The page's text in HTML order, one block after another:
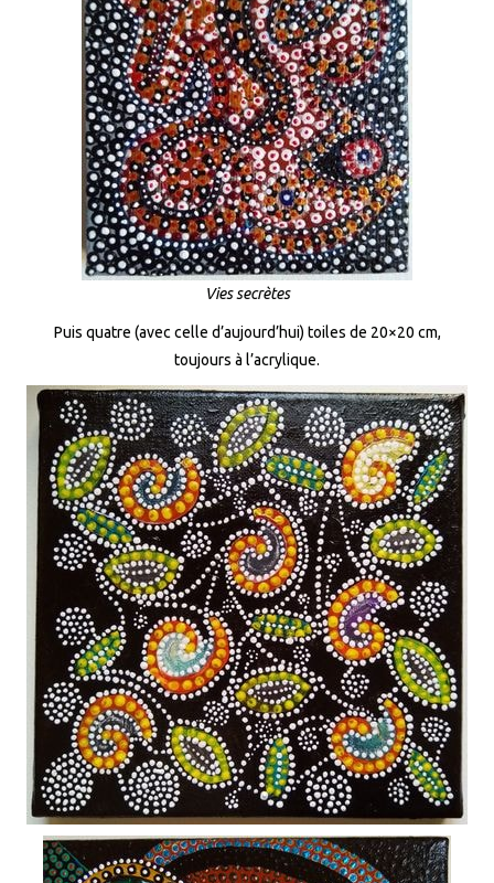
Vies secrètes
Puis quatre (avec celle d’aujourd’hui) toiles de 20×20 cm,
toujours à l’acrylique.